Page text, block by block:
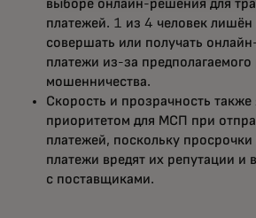
выборе онлайн-решения для
платежей. 1 из 4 человек
совершать или получать
платежи из-за предполагаемого
мошенничества.
Скорость и прозрачность также
приоритетом для МСП при
платежей, поскольку
платежи вредят их репутации
с поставщиками.